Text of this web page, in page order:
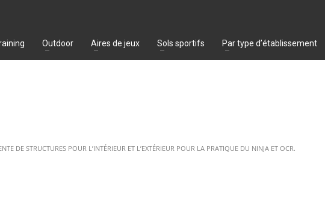
Outdoor Aires de jeux Sols sportifs Par type d’établissement
DE STRUCTURES POUR L’INTÉRIEUR ET L’EXTÉRIEUR POUR LA PRATIQUE DU NINJA ET OCR.